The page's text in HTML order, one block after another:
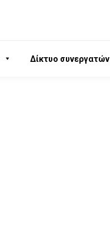
Δίκτυο συνεργατών